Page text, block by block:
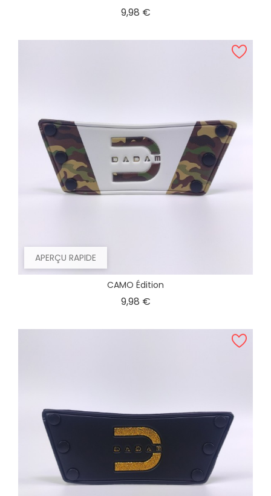
9,98 €Prix
APERÇU RAPIDE
CAMO Édition
9,98 €Prix